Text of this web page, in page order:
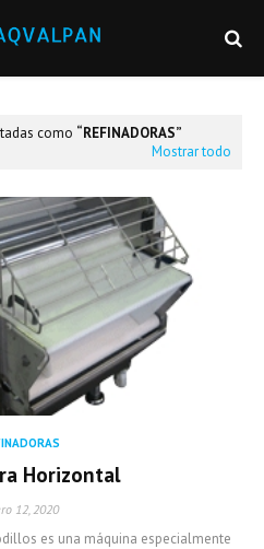
como
REFINADORAS
Mostrar todo
Horizontal
12, 2020
es una máquina especialmente